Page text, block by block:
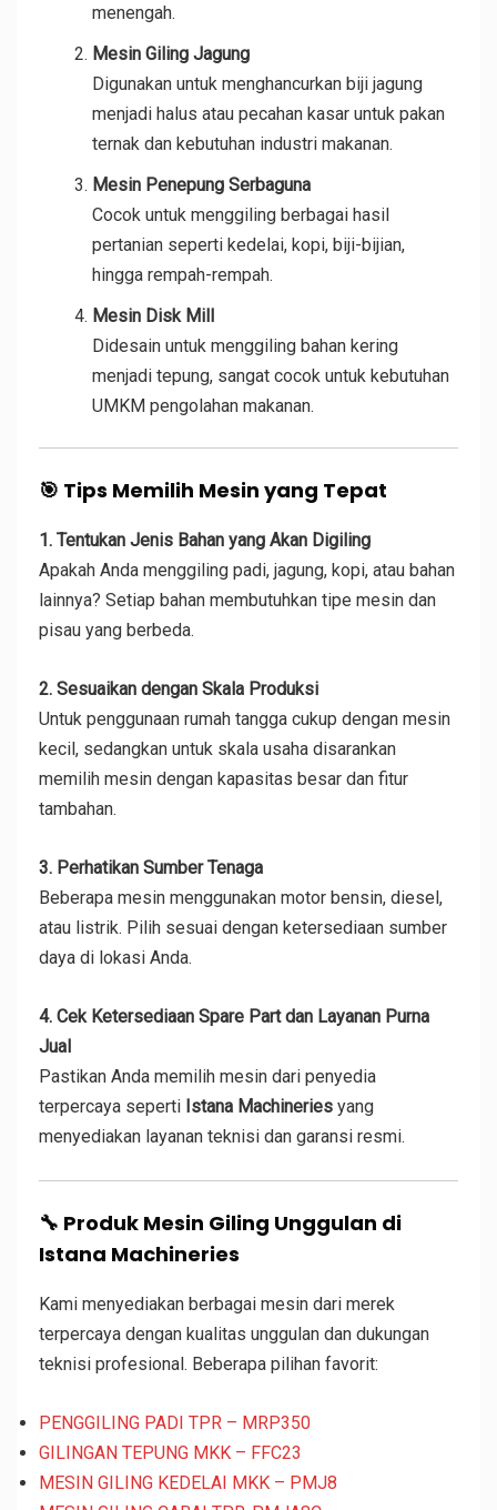
menengah.
Mesin Giling Jagung
Digunakan untuk menghancurkan biji jagung
menjadi halus atau pecahan kasar untuk pakan
ternak dan kebutuhan industri makanan.
Mesin Penepung Serbaguna
Cocok untuk menggiling berbagai hasil
pertanian seperti kedelai, kopi, biji-bijian,
hingga rempah-rempah.
Mesin Disk Mill
Didesain untuk menggiling bahan kering
menjadi tepung, sangat cocok untuk kebutuhan
UMKM pengolahan makanan.
🎯 Tips Memilih Mesin yang Tepat
1. Tentukan Jenis Bahan yang Akan Digiling
Apakah Anda menggiling padi, jagung, kopi, atau bahan
lainnya? Setiap bahan membutuhkan tipe mesin dan
pisau yang berbeda.
2. Sesuaikan dengan Skala Produksi
Untuk penggunaan rumah tangga cukup dengan mesin
kecil, sedangkan untuk skala usaha disarankan
memilih mesin dengan kapasitas besar dan fitur
tambahan.
3. Perhatikan Sumber Tenaga
Beberapa mesin menggunakan motor bensin, diesel,
atau listrik. Pilih sesuai dengan ketersediaan sumber
daya di lokasi Anda.
4. Cek Ketersediaan Spare Part dan Layanan Purna
Jual
Pastikan Anda memilih mesin dari penyedia
terpercaya seperti Istana Machineries yang
menyediakan layanan teknisi dan garansi resmi.
🔧 Produk Mesin Giling Unggulan di
Istana Machineries
Kami menyediakan berbagai mesin dari merek
terpercaya dengan kualitas unggulan dan dukungan
teknisi profesional. Beberapa pilihan favorit:
PENGGILING PADI TPR – MRP350
GILINGAN TEPUNG MKK – FFC23
MESIN GILING KEDELAI MKK – PMJ8